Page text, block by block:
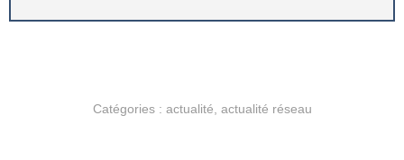
Catégories : actualité actualité réseau